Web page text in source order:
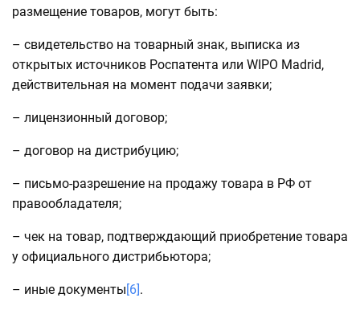
размещение товаров, могут быть:
– свидетельство на товарный знак, выписка из
открытых источников Роспатента или WIPO Madrid,
действительная на момент подачи заявки;
– лицензионный договор;
– договор на дистрибуцию;
– письмо-разрешение на продажу товара в РФ от
правообладателя;
– чек на товар, подтверждающий приобретение товара
у официального дистрибьютора;
– иные документы [6] .